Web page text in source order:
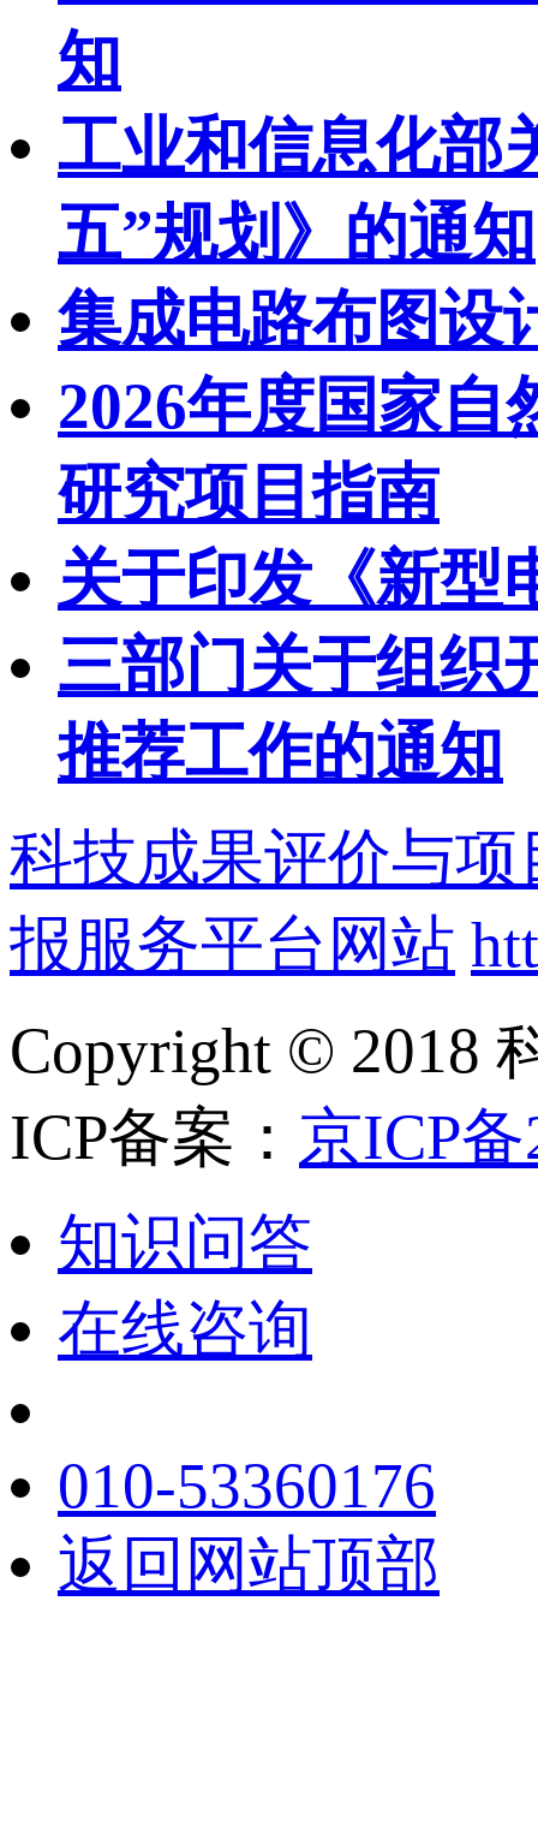
知
工业和信息化部
五”规划》的通知
集成电路布图设
2026年度国家
研究项目指南
关于印发《新型
三部门关于组织
推荐工作的通知
科技成果评价与
报服务平台网站
Copyright © 2018
ICP备案： 京ICP
知识问答
在线咨询
010-53360176
返回网站顶部